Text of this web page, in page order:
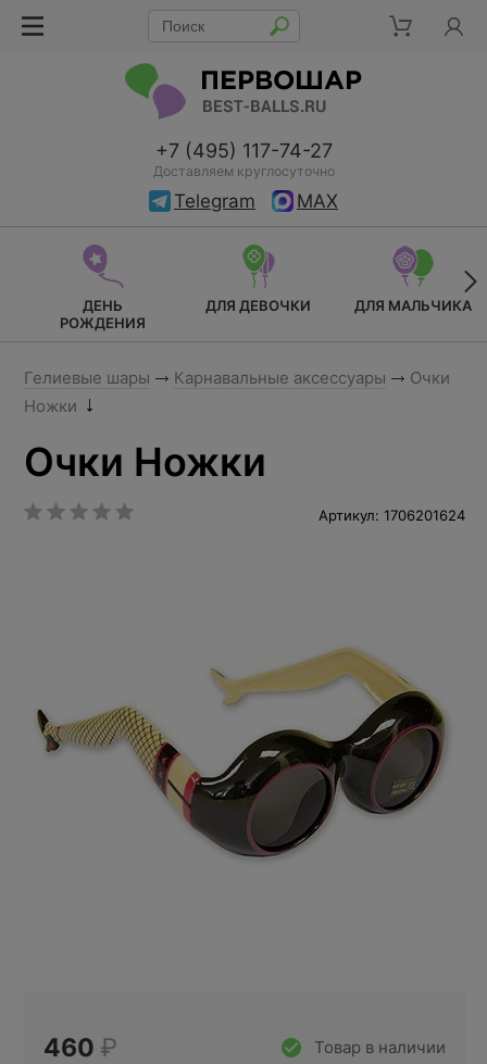
+7 (495) 117-74-27
Доставляем круглосуточно
Telegram MAX
ДЕНЬ
РОЖДЕНИЯ
ДЛЯ ДЕВОЧКИ ДЛЯ МАЛЬЧИКА
Гелиевые шары Карнавальные аксессуары
Очки
Ножки
Очки Ножки
Артикул: 1706201624
Товар в наличии
460 ₽